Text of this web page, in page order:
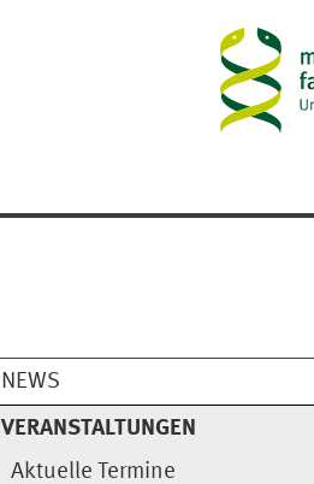
NEWS
VERANSTALTUNGEN
Aktuelle Termine